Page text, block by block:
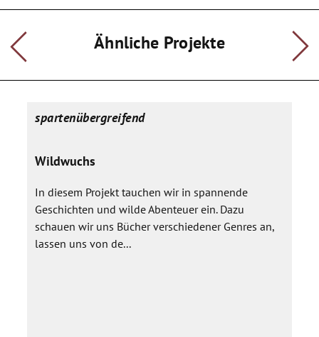
Ähnliche Projekte
spartenübergreifend
Wildwuchs
In diesem Projekt tauchen wir in spannende
Geschichten und wilde Abenteuer ein. Dazu
schauen wir uns Bücher verschiedener Genres an,
lassen uns von de...